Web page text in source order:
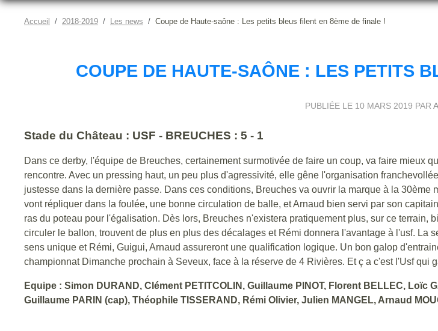
Accueil 2018-2019 Les news Coupe de Haute-saône : Les petits bleus filent en 8ème de finale !
COUPE DE HAUTE-SAÔNE : LES PETITS
PUBLIÉE LE 10 MARS 2019 PAR
Stade du Château : USF - BREUCHES : 5 - 1
Dans ce derby, l'équipe de Breuches, certainement surmotivée de faire un coup, va faire mieux
rencontre. Avec un pressing haut, un peu plus d'agressivité, elle gêne l'organisation
justesse dans la dernière passe. Dans ces conditions, Breuches va ouvrir la marque à la 30ème
vont répliquer dans la foulée, une bonne circulation de balle, et Arnaud bien servi par son
ras du poteau pour l'égalisation. Dès lors, Breuches n'existera pratiquement plus, sur ce terrain,
circuler le ballon, trouvent de plus en plus des décalages et Rémi donnera l'avantage à l'usf. La
sens unique et Rémi, Guigui, Arnaud assureront une qualification logique. Un bon galop
championnat Dimanche prochain à Seveux, face à la réserve de 4 Rivières. Et ç a c'est l'Usf qui
Equipe : Simon DURAND, Clément PETITCOLIN, Guillaume PINOT, Florent BELLEC, Loïc
Guillaume PARIN (cap), Théophile TISSERAND, Rémi Olivier, Julien MANGEL, Arnaud